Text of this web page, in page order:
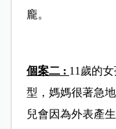
龐。
個案二 : 11歲的
型，媽媽很著急
兒會因為外表產